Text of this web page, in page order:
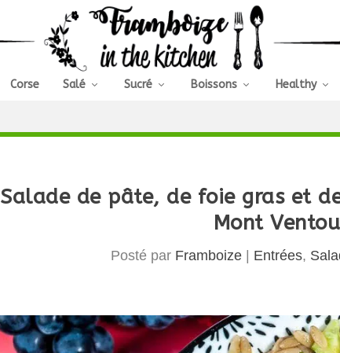
Corse Salé Sucré Boissons Healthy
Salade de pâte, de foie gras et
Mont
Posté par Framboize| Entrées,